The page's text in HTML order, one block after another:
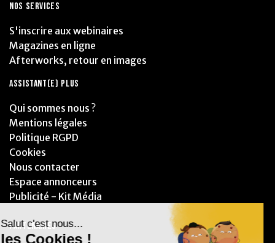
NOS SERVICES
S'inscrire aux webinaires
Magazines en ligne
Afterworks, retour en images
ASSISTANT(E) PLUS
Qui sommes nous ?
Mentions légales
Politique RGPD
Cookies
Nous contacter
Espace annonceurs
Publicité - Kit Média
PARTENAIRES